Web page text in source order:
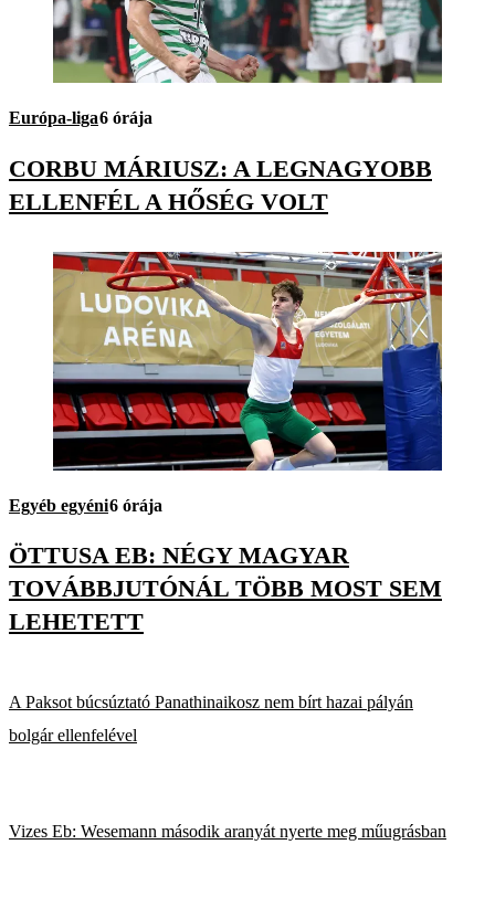
Európa-liga6 órája
CORBU MÁRIUSZ: A LEGNAGYOBB
ELLENFÉL A HŐSÉG VOLT
Egyéb egyéni6 órája
ÖTTUSA EB: NÉGY MAGYAR
TOVÁBBJUTÓNÁL TÖBB MOST SEM
LEHETETT
A Paksot búcsúztató Panathinaikosz nem bírt hazai pályán
bolgár ellenfelével
Vizes Eb: Wesemann második aranyát nyerte meg műugrásban